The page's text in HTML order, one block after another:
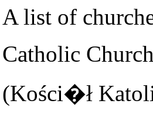
A list of
Catholic
(Kości�ł